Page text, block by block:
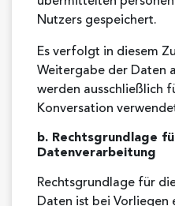
Nutzers gespeichert.
Es verfolgt in diesem
Weitergabe der Daten
werden ausschließlich
Konversation
b. Rechtsgrundlage
Datenverarbeitung
Rechtsgrundlage für
Daten ist bei Vorliegen